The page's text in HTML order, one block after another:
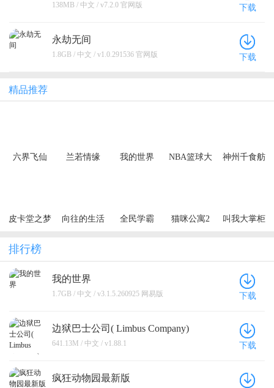
138MB / 中文 / v7.2.0 官网版 下载
永劫无间
1.8GB / 中文 / v1.0.291536 官网版 下载
精品推荐
六界飞仙
兰若情缘
我的世界
NBA篮球大
神州千食舫
皮卡堂之梦
向往的生活 全民学霸 猫咪公寓2 叫我大掌柜
排行榜
我的世界
1.7GB / 中文 / v3.1.5.260925 网易版 下载
边狱巴士公司( Limbus Company)
641.13M / 中文 / v1.88.1 下载
疯狂动物园最新版